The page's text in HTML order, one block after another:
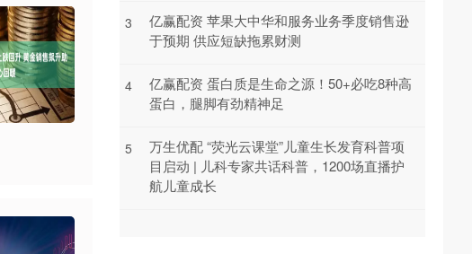
3
亿赢配资 苹果大中华和服务业务季度销售逊
于预期 供应短缺拖累财测
4
亿赢配资 蛋白质是生命之源！50+必吃8种高
蛋白，腿脚有劲精神足
5
万生优配 “荧光云课堂”儿童生长发育科普项
目启动 | 儿科专家共话科普，1200场直播护
航儿童成长